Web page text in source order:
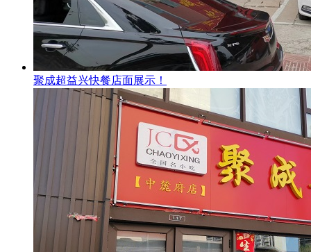
聚成超益兴快餐店面展示！